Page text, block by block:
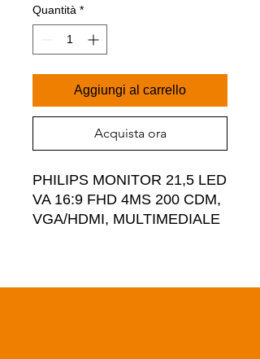
Quantità *
Aggiungi al carrello
Acquista ora
PHILIPS MONITOR 21,5 LED
VA 16:9 FHD 4MS 200 CDM,
VGA/HDMI, MULTIMEDIALE